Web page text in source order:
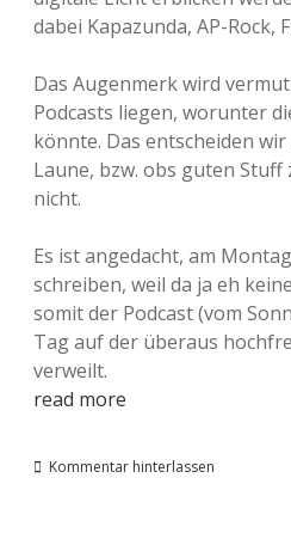
dabei Kapazunda, AP-Rock,
Das Augenmerk wird
Podcasts liegen, worunter
könnte. Das entscheiden
Laune, bzw. obs guten
nicht.
Es ist angedacht, am
schreiben, weil da ja eh
somit der Podcast (vom
Tag auf der überaus
verweilt.
read more
Kommentar hinterlassen